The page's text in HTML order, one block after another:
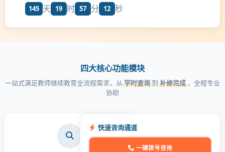
145 天 19 时 57 分 12 秒
四大核心功能模块
一站式满足教师继续教育全流程需求，从 学时查询到 补修完成，全程专业
协助
快速咨询通道
一键拨号咨询